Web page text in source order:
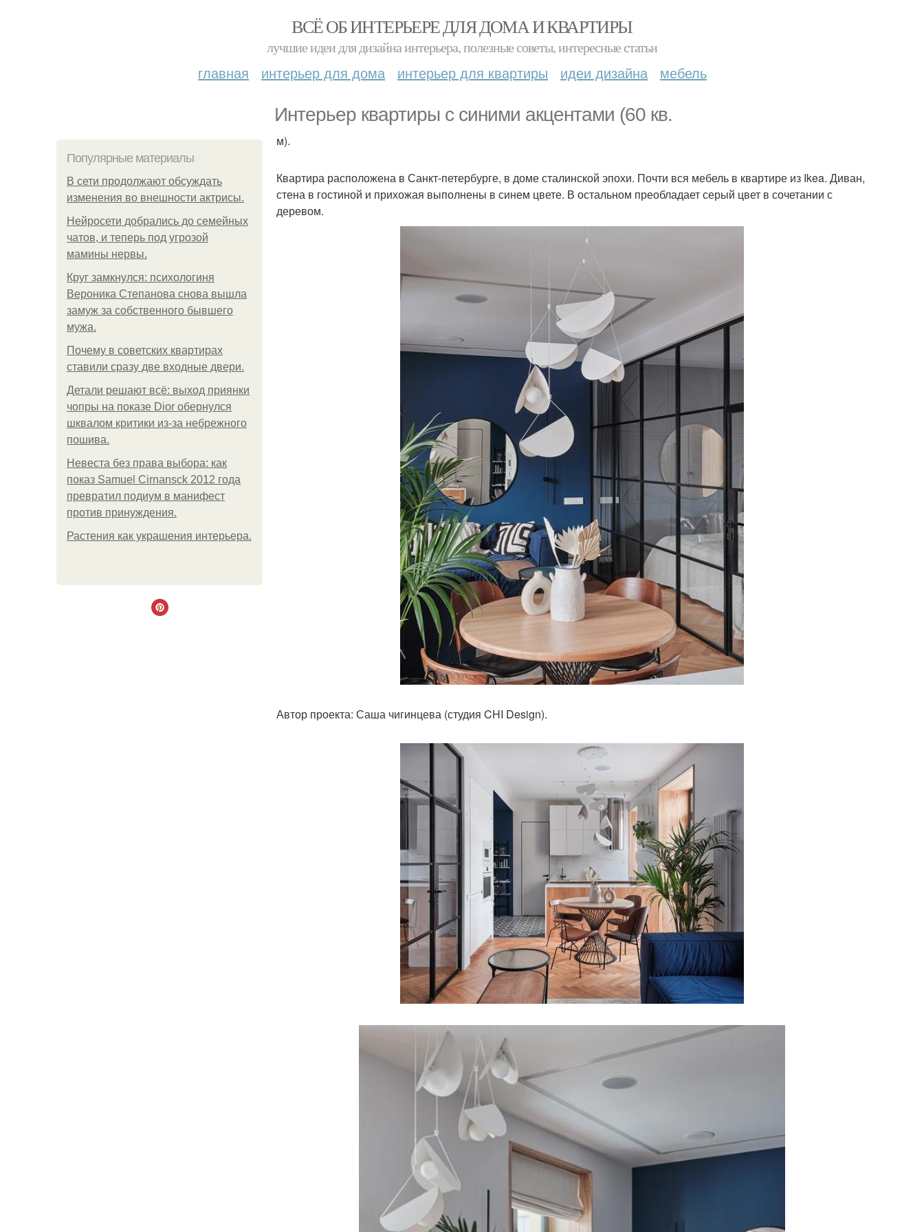
ВСЁ ОБ ИНТЕРЬЕРЕ ДЛЯ ДОМА И КВАРТИРЫ
лучшие идеи для дизайна интерьера, полезные советы, интересные статьи
главная интерьер для дома интерьер для квартиры идеи дизайна мебель
Интерьер квартиры с синими акцентами (60 кв.
Популярные материалы
В сети продолжают обсуждать
изменения во внешности актрисы.
Нейросети добрались до семейных
чатов, и теперь под угрозой
мамины нервы.
Круг замкнулся: психологиня
Вероника Степанова снова вышла
замуж за собственного бывшего
мужа.
Почему в советских квартирах
ставили сразу две входные двери.
Детали решают всё: выход приянки
чопры на показе Dior обернулся
шквалом критики из-за небрежного
пошива.
Невеста без права выбора: как
показ Samuel Cirnansck 2012 года
превратил подиум в манифест
против принуждения.
Растения как украшения интерьера.
м).
Квартира расположена в Санкт-петербурге, в доме сталинской эпохи. Почти вся мебель в квартире из Ikea. Диван,
стена в гостиной и прихожая выполнены в синем цвете. В остальном преобладает серый цвет в сочетании с
деревом.
Автор проекта: Саша чигинцева (студия CHI Design).